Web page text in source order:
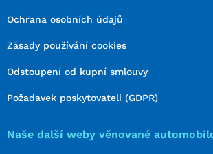
Ochrana osobních údajů
Zásady používání cookies
Odstoupení od kupní smlouvy
Požadavek poskytovateli (GDPR)
Naše další weby věnované